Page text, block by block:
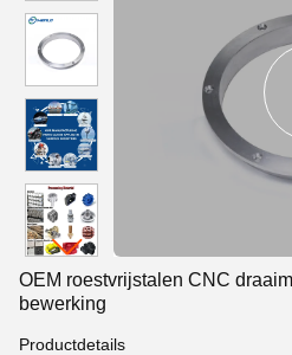
OEM roestvrijstalen CNC
bewerking
Productdetails